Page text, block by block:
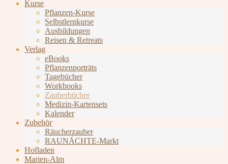
Kurse
Pflanzen-Kurse
Selbstlernkurse
Ausbildungen
Reisen & Retreats
Verlag
eBooks
Pflanzenporträts
Tagebücher
Workbooks
Zauberbücher
Medizin-Kartensets
Kalender
Zubehör
Räucherzauber
RAUNÄCHTE-Markt
Hofladen
Marien-Alm